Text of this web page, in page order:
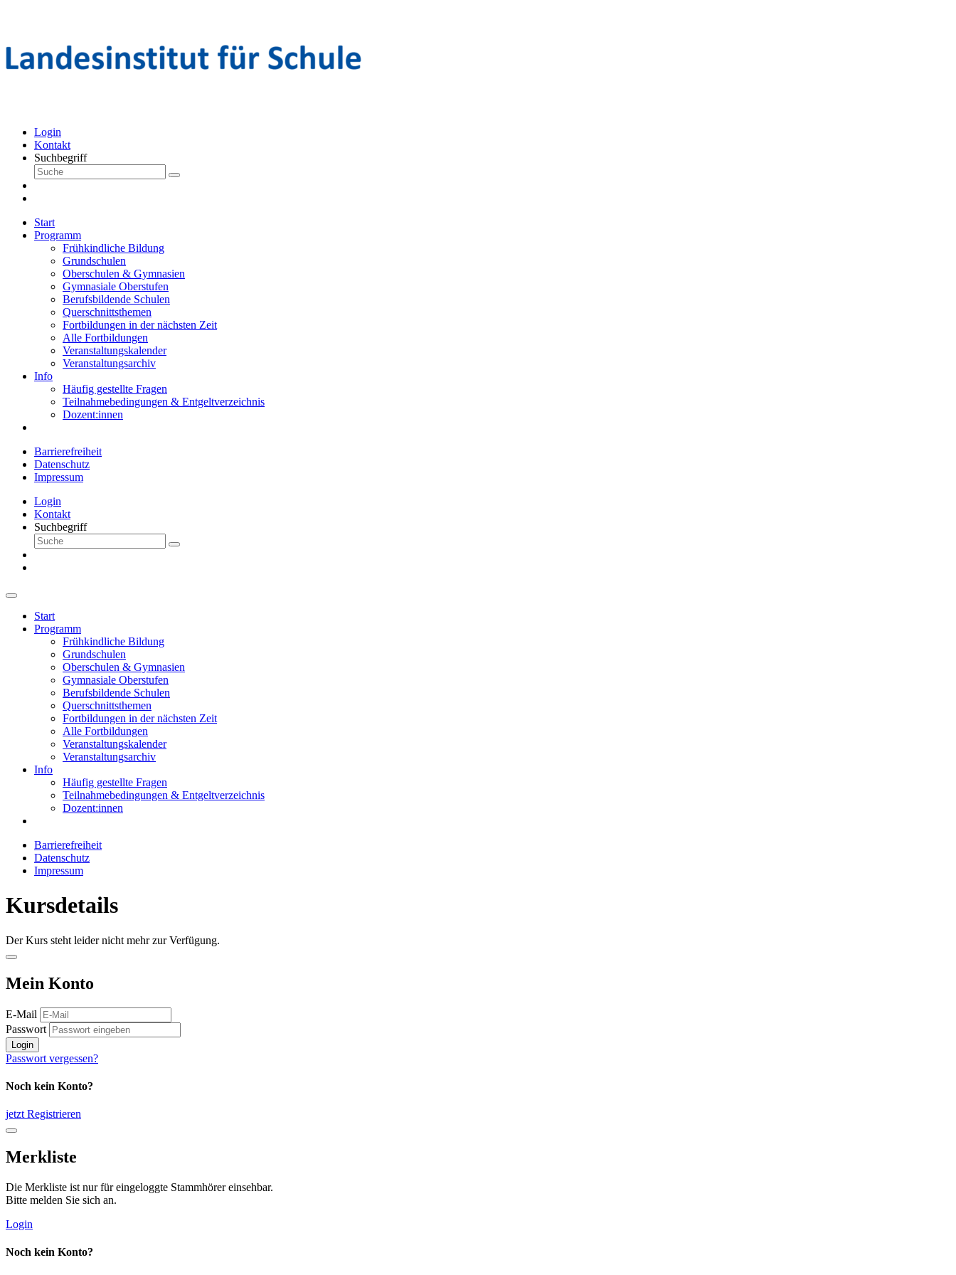
Login
Kontakt
Suchbegriff
Start
Programm
Frühkindliche Bildung
Grundschulen
Oberschulen & Gymnasien
Gymnasiale Oberstufen
Berufsbildende Schulen
Querschnittsthemen
Fortbildungen in der nächsten Zeit
Alle Fortbildungen
Veranstaltungskalender
Veranstaltungsarchiv
Info
Häufig gestellte Fragen
Teilnahmebedingungen & Entgeltverzeichnis
Dozent:innen
Barrierefreiheit
Datenschutz
Impressum
Login
Kontakt
Suchbegriff
Start
Programm
Frühkindliche Bildung
Grundschulen
Oberschulen & Gymnasien
Gymnasiale Oberstufen
Berufsbildende Schulen
Querschnittsthemen
Fortbildungen in der nächsten Zeit
Alle Fortbildungen
Veranstaltungskalender
Veranstaltungsarchiv
Info
Häufig gestellte Fragen
Teilnahmebedingungen & Entgeltverzeichnis
Dozent:innen
Barrierefreiheit
Datenschutz
Impressum
Kursdetails
Der Kurs steht leider nicht mehr zur Verfügung.
Mein Konto
E-Mail
Passwort
Login
Passwort vergessen?
Noch kein Konto?
jetzt Registrieren
Merkliste
Die Merkliste ist nur für eingeloggte Stammhörer einsehbar.
Bitte melden Sie sich an.
Login
Noch kein Konto?